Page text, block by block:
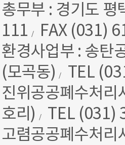
총무부 : 경기도
111 /
FAX (031)
환경사업부 : 송탄
(모곡동) /
TEL
진위공공폐수처리
호리)
/
TEL (031)
고렴공공폐수처리